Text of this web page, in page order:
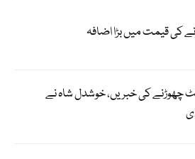
چھوڑنے کی خبریں، خوشدل شاہ نے